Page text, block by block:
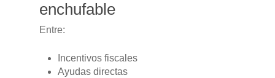
enchufable
Entre:
Incentivos fiscales
Ayudas directas